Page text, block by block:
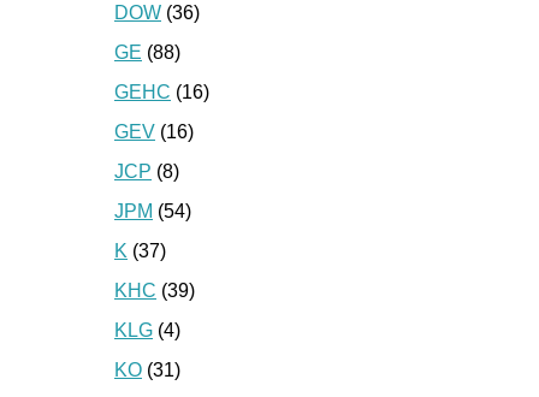
DOW (36)
GE (88)
GEHC (16)
GEV (16)
JCP (8)
JPM (54)
K (37)
KHC (39)
KLG (4)
KO (31)